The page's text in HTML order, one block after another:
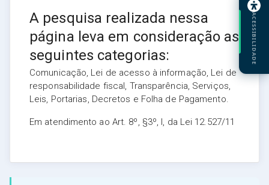
A pesquisa realizada nessa
página leva em consideração as
seguintes categorias:
Comunicação, Lei de acesso à informação, Lei de
responsabilidade fiscal, Transparência, Serviços,
Leis, Portarias, Decretos e Folha de Pagamento.
Em atendimento ao Art. 8º, §3º, I, da Lei 12.527/11
ACESSIBILIDADE